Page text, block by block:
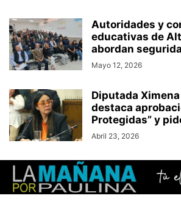
Autoridades y
educativas de
abordan
Mayo 12, 2026
Diputada
destaca
Protegidas” y
Abril 23, 2026